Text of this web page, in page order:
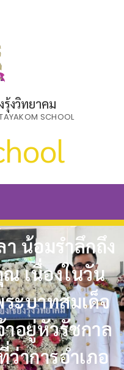
รุ้งวิทยาคม
SCHOOL
น้อมรำลึกถึง
เนื่องในวัน
ะบาทสมเด็จ
าอยู่หัวรัชกาล
าการอำเภอ